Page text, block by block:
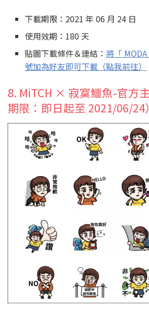
下載期限：2021 年 06 月 24 日
使用效期：180 天
貼圖下載條件＆連結： 將「
號加為好友即可下載（點我前往）
8. MiTCH × 寂寞鱷魚-官方
期限：即日起至 2021/06/24）